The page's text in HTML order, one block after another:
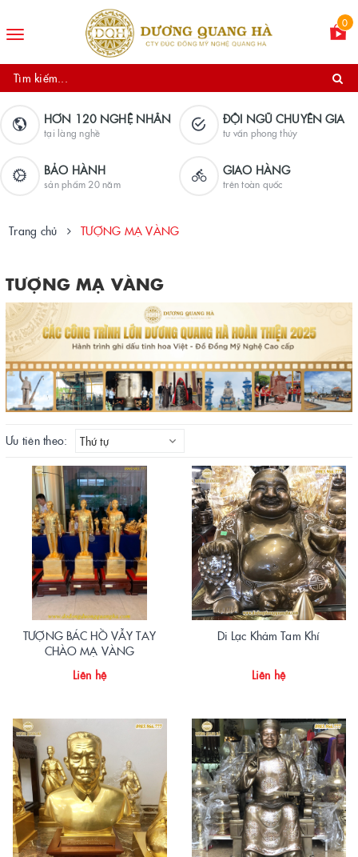
Toggle
0
HƠN 120 NGHỆ NHÂN
tại làng nghề
ĐỘI NGŨ CHUYÊN GIA
tư vấn phong thủy
BẢO HÀNH
sản phẩm 20 năm
GIAO HÀNG
trên toàn quốc
Trang chủ TƯỢNG MẠ VÀNG
TƯỢNG MẠ VÀNG
Ưu tiên theo: Thứ tự
TƯỢNG BÁC HỒ VẪY TAY
CHÀO MẠ VÀNG
Liên hệ
Di Lạc Khảm Tam Khí
Liên hệ